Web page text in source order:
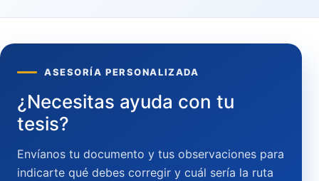
ASESORÍA PERSONALIZADA
¿Necesitas ayuda con tu
tesis?
Envíanos tu documento y tus observaciones para
indicarte qué debes corregir y cuál sería la ruta